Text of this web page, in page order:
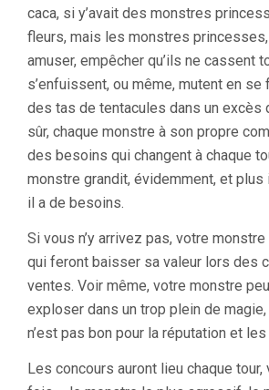
caca, si y’avait des monstres
fleurs, mais les monstres princesses,
amuser, empêcher qu’ils ne cassent
s’enfuissent, ou même, mutent en
des tas de tentacules dans un excès
sûr, chaque monstre à son propre
des besoins qui changent à chaque
monstre grandit, évidemment, et plus
il a de besoins.
Si vous n’y arrivez pas, votre
qui feront baisser sa valeur lors des
ventes. Voir même, votre monstre
exploser dans un trop plein de
n’est pas bon pour la réputation et
Les concours auront lieu chaque tour,